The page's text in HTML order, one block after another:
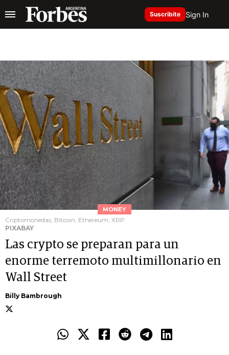
Suscribite Sign In
MONEY
Criptomonedas, Bitcoin, Ethereum, XRP
PIXABAY
Las crypto se preparan para un
enorme terremoto multimillonario en
Wall Street
Billy Bambrough